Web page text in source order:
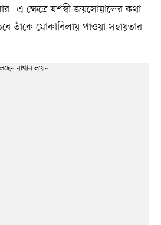
এ ক্ষেত্রে যশস্বী জয়সোয়ালের কথা
তাঁকে মোকাবিলায় পাওয়া সহায়তার